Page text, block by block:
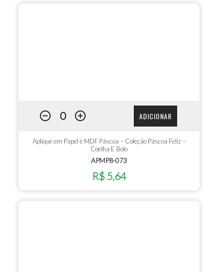
ADICIONAR
Aplique em Papel e MDF Páscoa – Coleção Páscoa Feliz –
Coelha E Bolo
APMP8-073
R$ 5,64